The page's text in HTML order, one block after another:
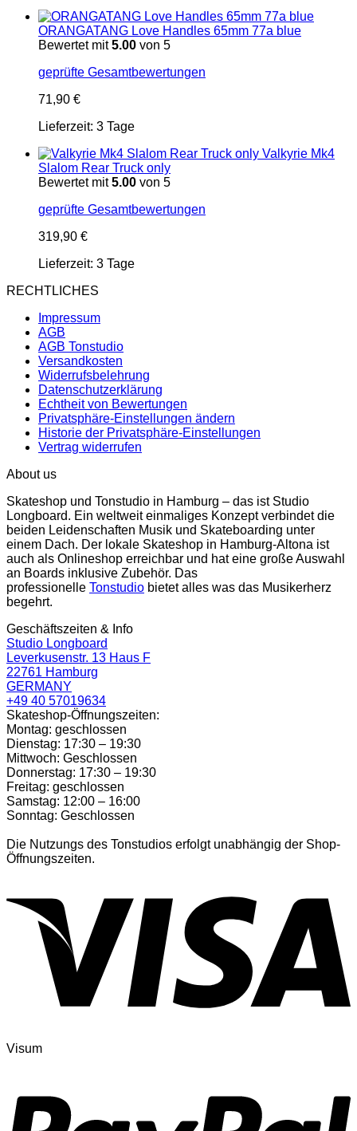
ORANGATANG Love Handles 65mm 77a blue
Bewertet mit5.00 von 5
geprüfte Gesamtbewertungen
71,90 €
Lieferzeit: 3 Tage
Valkyrie Mk4
Slalom Rear Truck only
Bewertet mit5.00 von 5
geprüfte Gesamtbewertungen
319,90 €
Lieferzeit: 3 Tage
RECHTLICHES
Impressum
AGB
AGB Tonstudio
Versandkosten
Widerrufsbelehrung
Datenschutzerklärung
Echtheit von Bewertungen
Privatsphäre-Einstellungen ändern
Historie der Privatsphäre-Einstellungen
Vertrag widerrufen
About us
Skateshop und Tonstudio in Hamburg – das ist Studio
Longboard. Ein weltweit einmaliges Konzept verbindet die
beiden Leidenschaften Musik und Skateboarding unter
einem Dach. Der lokale Skateshop in Hamburg-Altona ist
auch als Onlineshop erreichbar und hat eine große Auswahl
an Boards inklusive Zubehör. Das
professionelle Tonstudio bietet alles was das Musikerherz
begehrt.
Geschäftszeiten & Info
Studio Longboard
Leverkusenstr. 13 Haus F
22761 Hamburg
GERMANY
+49 40 57019634
Skateshop-Öffnungszeiten:
Montag: geschlossen
Dienstag: 17:30 – 19:30
Mittwoch: Geschlossen
Donnerstag: 17:30 – 19:30
Freitag: geschlossen
Samstag: 12:00 – 16:00
Sonntag: Geschlossen
Die Nutzungs des Tonstudios erfolgt unabhängig der Shop-
Öffnungszeiten.
Visum